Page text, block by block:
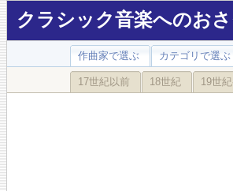
クラシック音楽へのお
作曲家で選ぶ カテゴリで選ぶ
17世紀以前 18世紀 19世